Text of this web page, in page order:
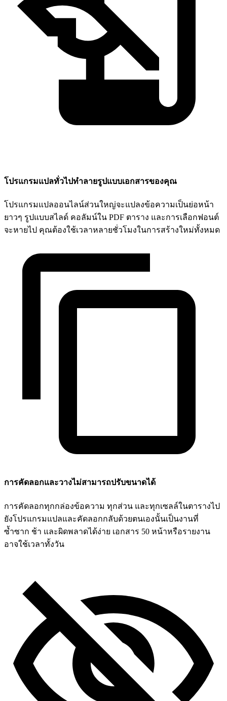
โปรแกรมแปลทั่วไปทำลายรูปแบบเอกสารของคุณ
โปรแกรมแปลออนไลน์ส่วนใหญ่จะแปลงข้อความเป็นย่อหน้า
ยาวๆ รูปแบบสไลด์ คอลัมน์ใน PDF ตาราง และการเลือกฟอนต์
จะหายไป คุณต้องใช้เวลาหลายชั่วโมงในการสร้างใหม่ทั้งหมด
การคัดลอกและวางไม่สามารถปรับขนาดได้
การคัดลอกทุกกล่องข้อความ ทุกส่วน และทุกเซลล์ในตารางไป
ยังโปรแกรมแปลและคัดลอกกลับด้วยตนเองนั้นเป็นงานที่
ซ้ำซาก ช้า และผิดพลาดได้ง่าย เอกสาร 50 หน้าหรือรายงาน
อาจใช้เวลาทั้งวัน